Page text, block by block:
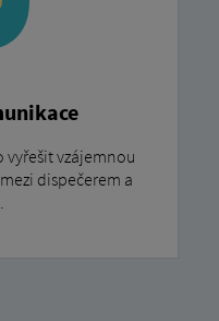
vyřešit vzájemnou
dispečerem a